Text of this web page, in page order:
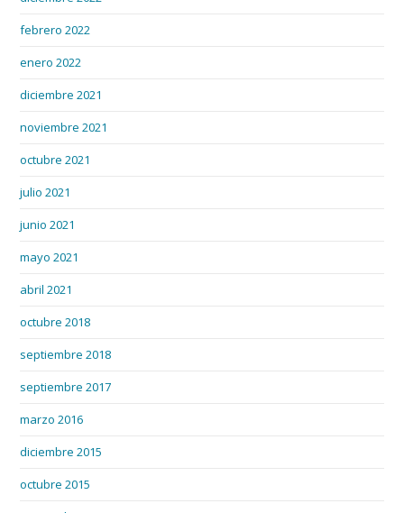
febrero 2022
enero 2022
diciembre 2021
noviembre 2021
octubre 2021
julio 2021
junio 2021
mayo 2021
abril 2021
octubre 2018
septiembre 2018
septiembre 2017
marzo 2016
diciembre 2015
octubre 2015